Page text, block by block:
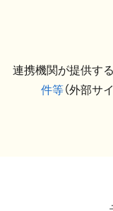
連携機関が提供す
件等（外部サ